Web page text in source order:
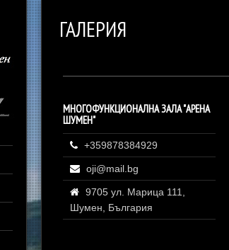
ГАЛЕРИЯ
МНОГОФУНКЦИОНАЛНА ЗАЛА "АРЕНА
ШУМЕН"
+359878384929
oji@mail.bg
9705 ул. Марица 111,
Шумен, България